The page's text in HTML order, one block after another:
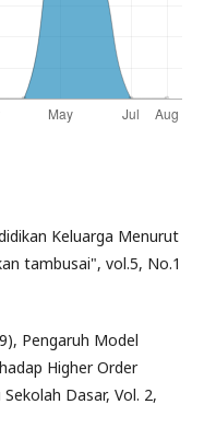
Keluarga Menurut
tambusai", vol.5, No.1
Pengaruh Model
Higher Order
Dasar, Vol. 2,